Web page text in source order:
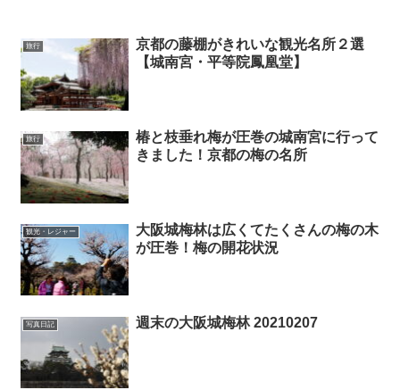
旅行
京都の藤棚がきれいな観光名所２選
【城南宮・平等院鳳凰堂】
旅行
椿と枝垂れ梅が圧巻の城南宮に行って
きました！京都の梅の名所
観光・レジャー
大阪城梅林は広くてたくさんの梅の木
が圧巻！梅の開花状況
写真日記 週末の大阪城梅林 20210207